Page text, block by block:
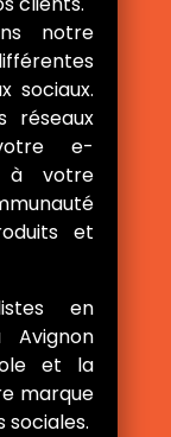
notre
sociaux.
réseaux
e-
à votre
et
en
Avignon
et la
marque